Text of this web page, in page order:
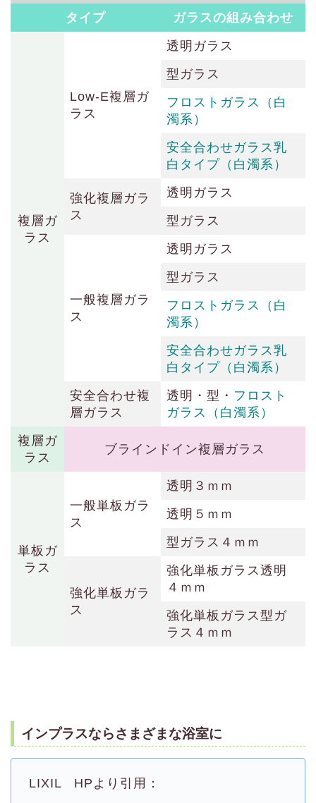
タイプ ガラスの組み合わせ
複層ガ
ラス
Low-E複層ガ
ラス
透明ガラス
型ガラス
フロストガラス（白
濁系）
安全合わせガラス乳
白タイプ（白濁系）
強化複層ガラ
ス
透明ガラス
型ガラス
一般複層ガラ
ス
透明ガラス
型ガラス
フロストガラス（白
濁系）
安全合わせガラス乳
白タイプ（白濁系）
安全合わせ複
層ガラス
透明・型・ フロスト
ガラス（白濁系）
複層ガ
ラス
ブラインドイン複層ガラス
単板ガ
ラス
一般単板ガラ
ス
透明３ｍｍ
透明５ｍｍ
型ガラス４ｍｍ
強化単板ガラ
ス
強化単板ガラス透明
４ｍｍ
強化単板ガラス型ガ
ラス４ｍｍ
インプラスならさまざまな浴室に
LIXIL HPより引用：